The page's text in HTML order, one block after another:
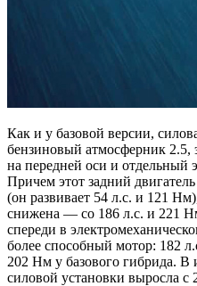
Как и у базовой версии,
бензиновый атмосферник 2.5,
на передней оси и отдельный
Причем этот задний
(он развивает 54 л.с. и 121
снижена — со 186 л.с. и 221
спереди в
более способный мотор: 182
202 Нм у базового гибрида. В
силовой установки выросла с